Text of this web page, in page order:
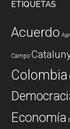
ETIQUETAS
Acuerdo
Campo
Colombia
Economía